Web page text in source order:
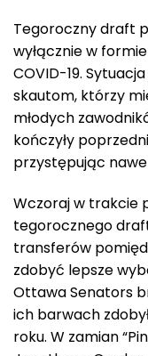
Tegoroczny draft
wyłącznie w
COVID-19.
skautom, którzy
młodych
kończyły
przystępując
Wczoraj w trakcie
tegorocznego
transferów
zdobyć lepsze
Ottawa Senators
ich barwach
roku. W zamian